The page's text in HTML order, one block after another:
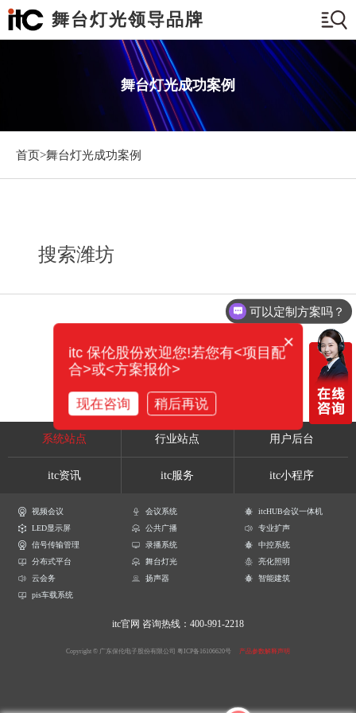
舞台灯光领导品牌
舞台灯光成功案例
首页>舞台灯光成功案例
搜索潍坊
系统站点 行业站点 用户后台
itc资讯 itc服务 itc小程序
视频会议 会议系统
itcHUB会议一体机
LED显示屏
公共广播
专业扩声
信号传输管理
录播系统
中控系统
分布式平台
舞台灯光
亮化照明
云会务
扬声器
智能建筑
pis车载系统
itc官网 咨询热线：400-991-2218
Copyright © 广东保伦电子股份有限公司 粤ICP备16106620号 产品参数解释声明
可以定制方案吗？
×
itc 保伦股份欢迎您!若您有<项目配
合>或<方案报价>
现在咨询 稍后再说